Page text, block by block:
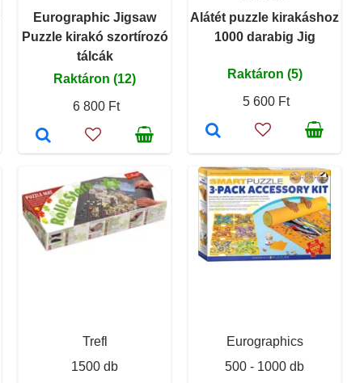
Eurographic Jigsaw
Puzzle kirakó szortírozó
tálcák
Raktáron (12)
6 800 Ft
Alátét puzzle kirakáshoz
1000 darabig Jig
Raktáron (5)
5 600 Ft
Trefl
1500 db
Eurographics
500 - 1000 db